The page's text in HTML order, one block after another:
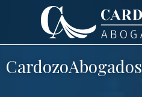
CardozoAbogados